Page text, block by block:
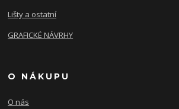
Lišty a ostatní
GRAFICKÉ NÁVRHY
O NÁKUPU
O nás